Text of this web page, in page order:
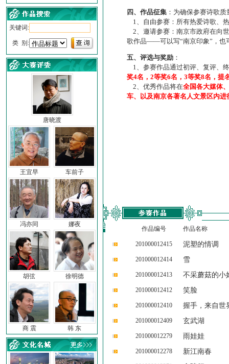
关键词:
类 别:
唐晓渡
王宜早 车前子
冯亦同 娜夜
胡弦 徐明德
商 震 韩 东
四、作品征集 ：为确保参赛诗歌
1、自由参赛：所有热爱诗歌、
2、邀请参赛：南京市政府在向
歌作品——可以写“南京印象”，也
五、评选与奖励 ：
1、参赛作品通过初评、复评、
奖4名，2等奖6名，3等奖8名，提
2、优秀作品将在全国各大媒体
车、以及南京各著名人文景区内进
作品编号 作品名称
201000012415 泥塑的情调
201000012414 雪
201000012413 不采蘑菇的小
201000012412 笑脸
201000012410 握手，来自世
201000012409 玄武湖
201000012279 雨娃娃
201000012278 新江南春